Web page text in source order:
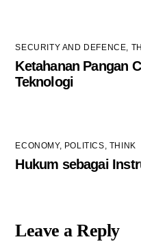
SECURITY AND DEFENCE,
Ketahanan Pangan
Teknologi
ECONOMY, POLITICS, THINK
Hukum sebagai
Leave a Reply